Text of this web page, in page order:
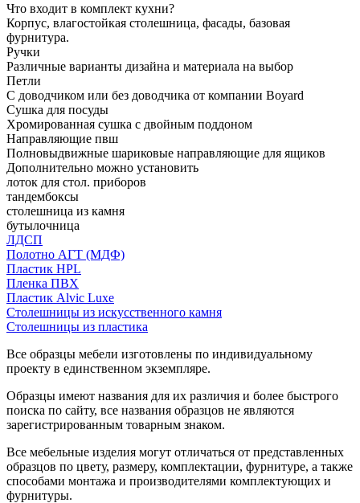
Что входит в комплект кухни?
Корпус, влагостойкая столешница, фасады, базовая
фурнитура.
Ручки
Различные варианты дизайна и материала на выбор
Петли
С доводчиком или без доводчика от компании Boyard
Сушка для посуды
Хромированная сушка с двойным поддоном
Направляющие пвш
Полновыдвижные шариковые направляющие для ящиков
Дополнительно можно установить
лоток для стол. приборов
тандембоксы
столешница из камня
бутылочница
ЛДСП
Полотно АГТ (МДФ)
Пластик HPL
Пленка ПВХ
Пластик Alvic Luxe
Столешницы из искусственного камня
Столешницы из пластика
Все образцы мебели изготовлены по индивидуальному
проекту в единственном экземпляре.
Образцы имеют названия для их различия и более быстрого
поиска по сайту, все названия образцов не являются
зарегистрированным товарным знаком.
Все мебельные изделия могут отличаться от представленных
образцов по цвету, размеру, комплектации, фурнитуре, а также
способами монтажа и производителями комплектующих и
фурнитуры.